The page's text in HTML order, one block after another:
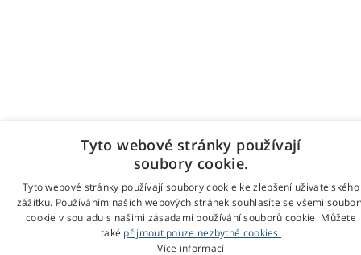
Tyto webové stránky používají
soubory cookie.
Tyto webové stránky používají soubory cookie ke zlepšení uživatelského
zážitku. Používáním našich webových stránek souhlasíte se všemi
cookie v souladu s našimi zásadami používání souborů cookie. Můžete
také přijmout pouze nezbytné cookies.
Více informací